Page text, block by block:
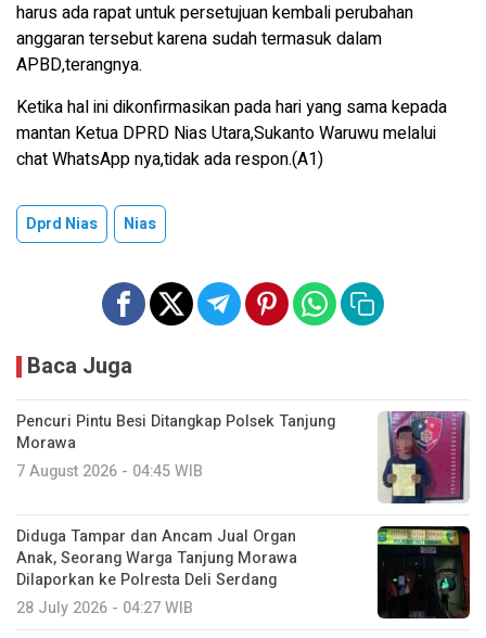
harus ada rapat untuk persetujuan kembali perubahan
anggaran tersebut karena sudah termasuk dalam
APBD,terangnya.
Ketika hal ini dikonfirmasikan pada hari yang sama kepada
mantan Ketua DPRD Nias Utara,Sukanto Waruwu melalui
chat WhatsApp nya,tidak ada respon.(A1)
Dprd Nias Nias
Baca Juga
Pencuri Pintu Besi Ditangkap Polsek Tanjung
Morawa
7 August 2026 - 04:45 WIB
Diduga Tampar dan Ancam Jual Organ
Anak, Seorang Warga Tanjung Morawa
Dilaporkan ke Polresta Deli Serdang
28 July 2026 - 04:27 WIB